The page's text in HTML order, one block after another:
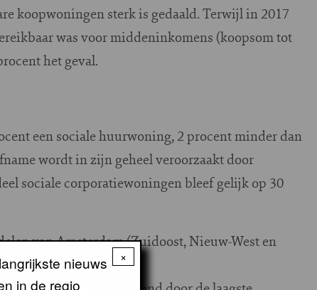
koopwoningen sterk is gedaald. Terwijl in 2017
was voor middeninkomens (koopsom tot
het geval.
een sociale huurwoning, 2 procent minder dan
wordt in zijn geheel veroorzaakt door
sociale corporatiewoningen bleef gelijk op 30
van Amsterdam (Zuidoost, Nieuw-West en
Noord.
×
nieuws
in de regio